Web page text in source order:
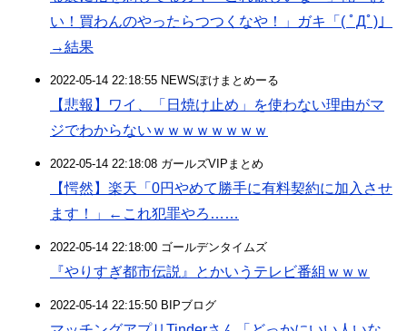
い！買わんのやったらつつくなや！」ガキ「( ﾟДﾟ)」
→結果
2022-05-14 22:18:55 NEWSぽけまとめーる
【悲報】ワイ、「日焼け止め」を使わない理由がマ
ジでわからないｗｗｗｗｗｗｗｗ
2022-05-14 22:18:08 ガールズVIPまとめ
【愕然】楽天「0円やめて勝手に有料契約に加入させ
ます！」←これ犯罪やろ……
2022-05-14 22:18:00 ゴールデンタイムズ
『やりすぎ都市伝説』とかいうテレビ番組ｗｗｗ
2022-05-14 22:15:50 BIPブログ